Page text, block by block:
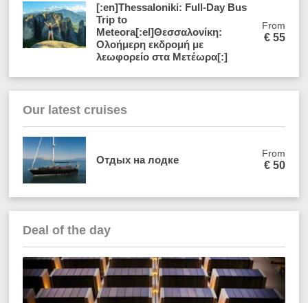
[:en]Thessaloniki: Full-Day Bus
Trip to
Meteora[:el]Θεσσαλονίκη:
Ολοήμερη εκδρομή με
λεωφορείο στα Μετέωρα[:]
From
€ 55
Our latest cruises
Отдых на лодке
From
€ 50
Deal of the day